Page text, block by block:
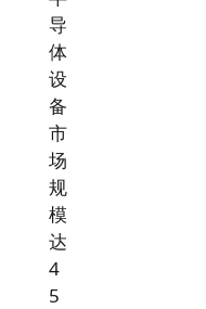
导
体
设
备
市
场
规
模
达
4
5